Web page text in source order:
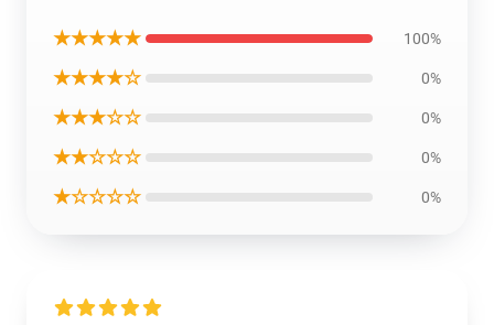
★★★★★ 100%
★★★★☆ 0%
★★★☆☆ 0%
★★☆☆☆ 0%
★☆☆☆☆ 0%